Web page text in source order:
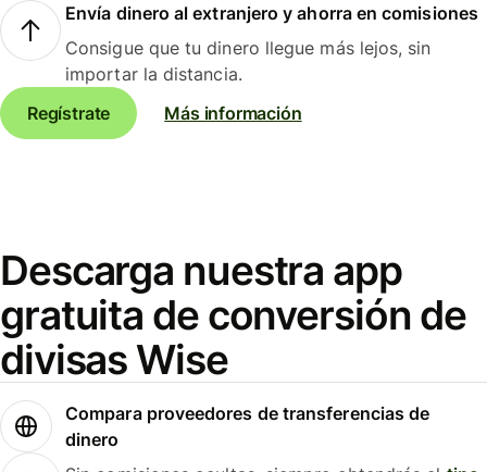
Envía dinero al extranjero y ahorra en comisiones
Consigue que tu dinero llegue más lejos, sin
importar la distancia.
Regístrate
Más información
Descarga nuestra app
gratuita de conversión de
divisas Wise
Compara proveedores de transferencias de
dinero